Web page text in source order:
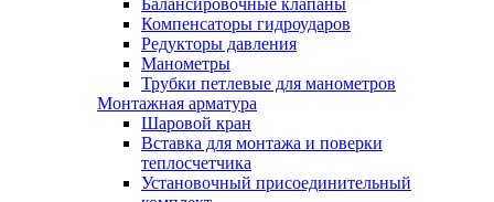
Балансировочные клапаны
Компенсаторы гидроударов
Редукторы давления
Манометры
Трубки петлевые для манометров
Монтажная арматура
Шаровой кран
Вставка для монтажа и поверки
теплосчетчика
Установочный присоединительный